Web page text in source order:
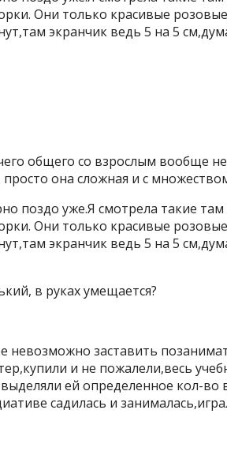
Они только красивые
экранчик ведь 5 на 5
общего со взрослым вообще
она сложная и с
поздо уже.Я смотрела такие
Они только красивые
экранчик ведь 5 на 5
в руках умещается?
невозможно заставить
и не пожалели,весь
ей определенное кол-
садилась и